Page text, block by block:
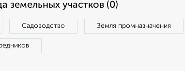
земельных участков (0)
Садоводство Земля промназначения